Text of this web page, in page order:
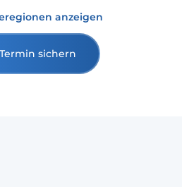
anzeigen
sichern